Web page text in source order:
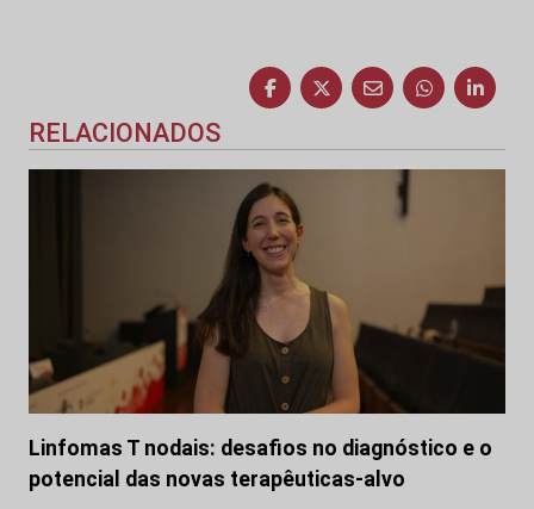
RELACIONADOS
Linfomas T nodais: desafios no diagnóstico e o
potencial das novas terapêuticas-alvo